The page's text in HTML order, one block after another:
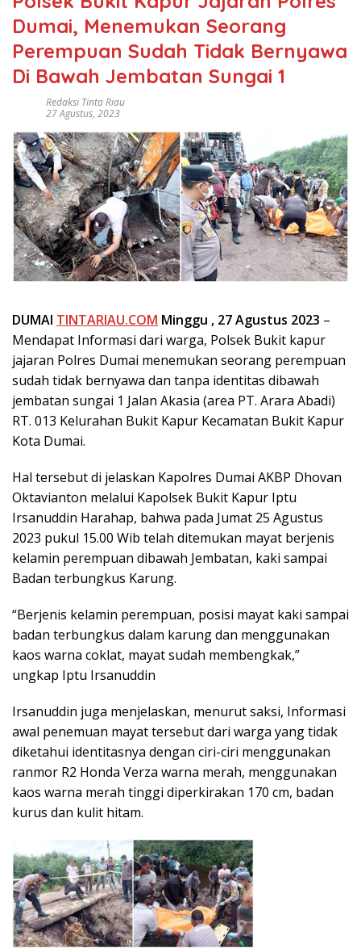
Dumai, Menemukan Seorang
Perempuan Sudah Tidak Bernyawa
Di Bawah Jembatan Sungai 1
Redaksi Tinta Riau
27 Agustus, 2023
DUMAI TINTARIAU.COM Minggu , 27 Agustus 2023 –
Mendapat Informasi dari warga, Polsek Bukit kapur
jajaran Polres Dumai menemukan seorang perempuan
sudah tidak bernyawa dan tanpa identitas dibawah
jembatan sungai 1 Jalan Akasia (area PT. Arara Abadi)
RT. 013 Kelurahan Bukit Kapur Kecamatan Bukit Kapur
Kota Dumai.
Hal tersebut di jelaskan Kapolres Dumai AKBP Dhovan
Oktavianton melalui Kapolsek Bukit Kapur Iptu
Irsanuddin Harahap, bahwa pada Jumat 25 Agustus
2023 pukul 15.00 Wib telah ditemukan mayat berjenis
kelamin perempuan dibawah Jembatan, kaki sampai
Badan terbungkus Karung.
“Berjenis kelamin perempuan, posisi mayat kaki sampai
badan terbungkus dalam karung dan menggunakan
kaos warna coklat, mayat sudah membengkak,”
ungkap Iptu Irsanuddin
Irsanuddin juga menjelaskan, menurut saksi, Informasi
awal penemuan mayat tersebut dari warga yang tidak
diketahui identitasnya dengan ciri-ciri menggunakan
ranmor R2 Honda Verza warna merah, menggunakan
kaos warna merah tinggi diperkirakan 170 cm, badan
kurus dan kulit hitam.